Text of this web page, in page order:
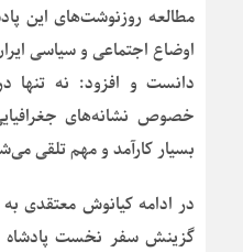
مطالعه روزنوشت‌های این
دانست و افزود: نه تنها
خصوص نشانه‌های
بسیار کارآمد و مهم تلقی
در ادامه کیانوش معتقدی به
گزینش سفر نخست پادشاه